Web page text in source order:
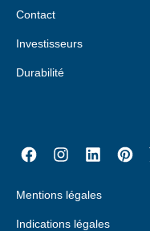
Contact
Investisseurs
Durabilité
Mentions légales
Indications légales